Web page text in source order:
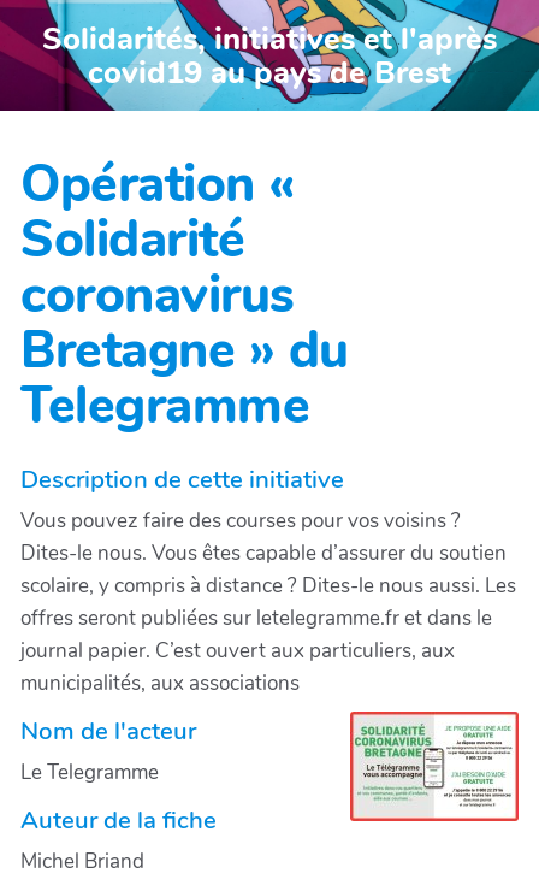
Solidarités, initiatives et l'après
covid19 au pays de Brest
Opération «
Solidarité
coronavirus
Bretagne » du
Telegramme
Description de cette initiative
Vous pouvez faire des courses pour vos voisins ?
Dites-le nous. Vous êtes capable d’assurer du soutien
scolaire, y compris à distance ? Dites-le nous aussi. Les
offres seront publiées sur letelegramme.fr et dans le
journal papier. C’est ouvert aux particuliers, aux
municipalités, aux associations
Nom de l'acteur
Le Telegramme
Auteur de la fiche
Michel Briand